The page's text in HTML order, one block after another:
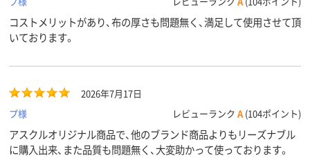
コストメリットがあり、布の厚さも問題無く、満足して使用させて頂
いております。
2026年7月17日
プ様
レビューランク A (104ポイント)
アスクルオリジナル商品で、他のブランド商品よりもリーズナブル
に購入出来、また品質も問題無く、大変助かって使っております。